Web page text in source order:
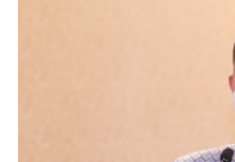
เดือน ก.ย. 64 มีนักท่องเที่